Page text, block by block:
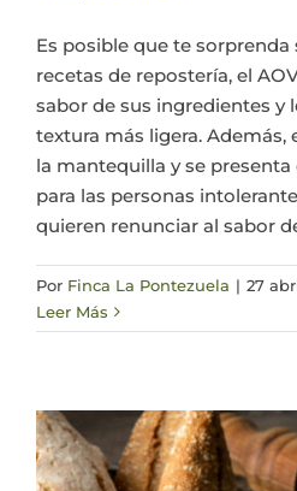
Es posible que te
recetas de repostería, el
sabor de sus ingredientes y
textura más ligera. Además,
la mantequilla y se
para las personas
quieren renunciar al sabor
Por Finca La Pontezuela | 27
Leer Más